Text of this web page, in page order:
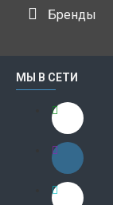
Бренды
МЫ В СЕТИ